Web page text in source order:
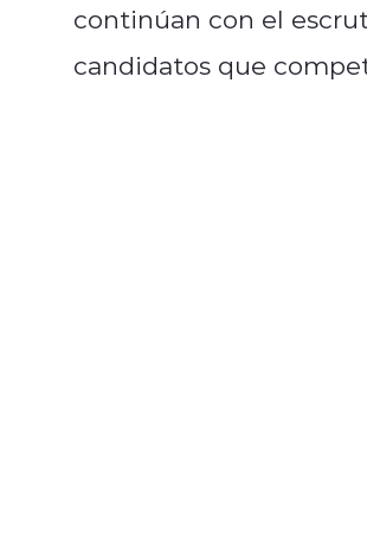
continúan con el
candidatos que